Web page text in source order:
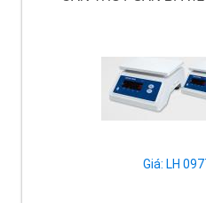
Giá: LH